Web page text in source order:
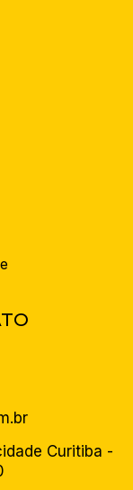
Curitiba -